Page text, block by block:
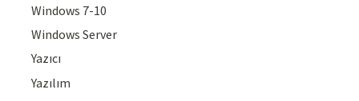
Windows 7-10
Windows Server
Yazıcı
Yazılım